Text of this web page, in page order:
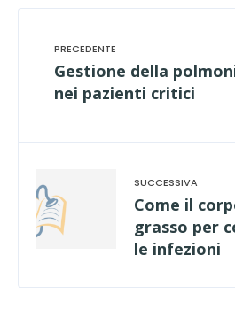
Gestione della
nei pazienti critici
Come il
grasso per
le infezioni